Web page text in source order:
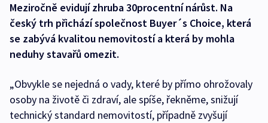
Meziročně evidují zhruba 30procentní nárůst. Na
český trh přichází společnost Buyer´s Choice, která
se zabývá kvalitou nemovitostí a která by mohla
neduhy stavařů omezit.
„Obvykle se nejedná o vady, které by přímo ohrožovaly
osoby na životě či zdraví, ale spíše, řekněme, snižují
technický standard nemovitostí, případně zvyšují